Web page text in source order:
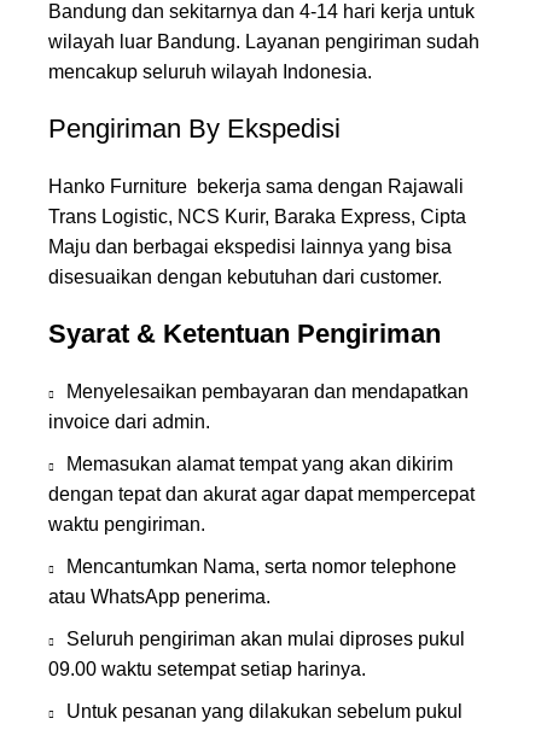
Bandung dan sekitarnya dan 4-14 hari kerja untuk
wilayah luar Bandung. Layanan pengiriman sudah
mencakup seluruh wilayah Indonesia.
Pengiriman By Ekspedisi
Hanko Furniture bekerja sama dengan Rajawali
Trans Logistic, NCS Kurir, Baraka Express, Cipta
Maju dan berbagai ekspedisi lainnya yang bisa
disesuaikan dengan kebutuhan dari customer.
Syarat & Ketentuan Pengiriman
Menyelesaikan pembayaran dan mendapatkan
invoice dari admin.
Memasukan alamat tempat yang akan dikirim
dengan tepat dan akurat agar dapat mempercepat
waktu pengiriman.
Mencantumkan Nama, serta nomor telephone
atau WhatsApp penerima.
Seluruh pengiriman akan mulai diproses pukul
09.00 waktu setempat setiap harinya.
Untuk pesanan yang dilakukan sebelum pukul